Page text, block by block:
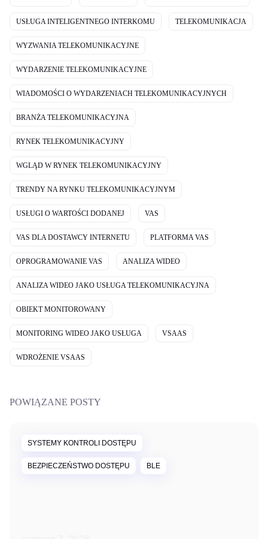
USŁUGA INTELIGENTNEGO INTERKOMU TELEKOMUNIKACJA
WYZWANIA TELEKOMUNIKACYJNE
WYDARZENIE TELEKOMUNIKACYJNE
WIADOMOŚCI O WYDARZENIACH TELEKOMUNIKACYJNYCH
BRANŻA TELEKOMUNIKACYJNA
RYNEK TELEKOMUNIKACYJNY
WGLĄD W RYNEK TELEKOMUNIKACYJNY
TRENDY NA RYNKU TELEKOMUNIKACYJNYM
USŁUGI O WARTOŚCI DODANEJ VAS
VAS DLA DOSTAWCY INTERNETU PLATFORMA VAS
OPROGRAMOWANIE VAS ANALIZA WIDEO
ANALIZA WIDEO JAKO USŁUGA TELEKOMUNIKACYJNA
OBIEKT MONITOROWANY
MONITORING WIDEO JAKO USŁUGA VSAAS
WDROŻENIE VSAAS
POWIĄZANE POSTY
SYSTEMY KONTROLI DOSTĘPU
BEZPIECZEŃSTWO DOSTĘPU BLE